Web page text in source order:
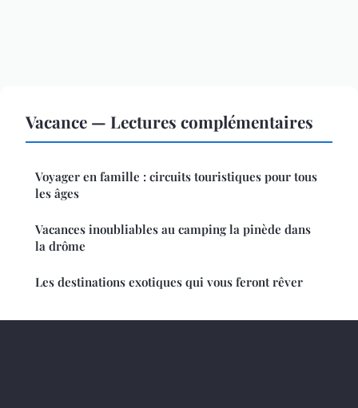
Vacance — Lectures complémentaires
Voyager en famille : circuits touristiques pour tous
les âges
Vacances inoubliables au camping la pinède dans
la drôme
Les destinations exotiques qui vous feront rêver